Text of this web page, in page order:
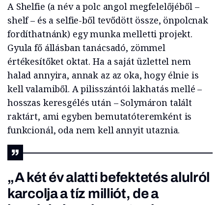
A Shelfie (a név a polc angol megfelelőjéből –
shelf – és a selfie-ből tevődött össze, önpolcnak
fordíthatnánk) egy munka melletti projekt.
Gyula fő állásban tanácsadó, zömmel
értékesítőket oktat. Ha a saját üzlettel nem
halad annyira, annak az az oka, hogy élnie is
kell valamiből. A pilisszántói lakhatás mellé –
hosszas keresgélés után – Solymáron talált
raktárt, ami egyben bemutatóteremként is
funkcionál, oda nem kell annyit utaznia.
„A két év alatti befektetés alulról
karcolja a tíz milliót, de a